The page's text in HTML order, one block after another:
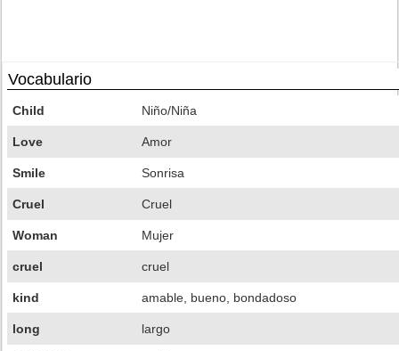
Vocabulario
Child Niño/Niña
Love Amor
Smile Sonrisa
Cruel Cruel
Woman Mujer
cruel cruel
kind amable, bueno, bondadoso
long largo